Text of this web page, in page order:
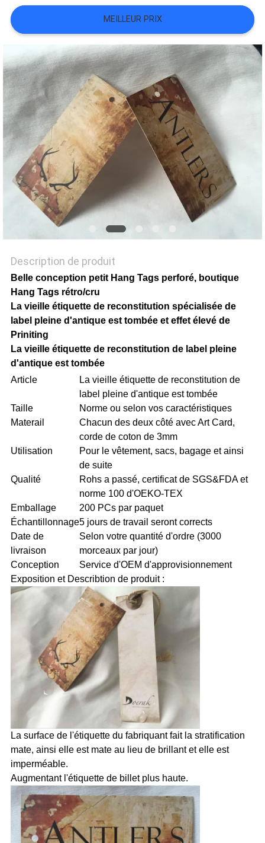
NOUVELLES
TOUS
LES
CAS
VR
SHOW
SITE
POLITIQUE
DE
CONFIDENTIALITÉ
MEILLEUR PRIX
Description de produit
Belle conception petit Hang Tags perforé, boutique
Hang Tags rétro/cru
La vieille étiquette de reconstitution spécialisée de
label pleine d'antique est tombée et effet élevé de
Priniting
La vieille étiquette de reconstitution de label pleine
d'antique est tombée
Article
La vieille étiquette de reconstitution de
label pleine d'antique est tombée
Taille
Norme ou selon vos caractéristiques
Materail
Chacun des deux côté avec Art Card,
corde de coton de 3mm
Utilisation
Pour le vêtement, sacs, bagage et ainsi
de suite
Qualité
Rohs a passé, certificat de SGS&FDA et
norme 100 d'OEKO-TEX
Emballage
200 PCs par paquet
Échantillonnage5 jours de travail seront corrects
Date de
livraison
Selon votre quantité d'ordre (3000
morceaux par jour)
Conception
Service d'OEM d'approvisionnement
Exposition et Describtion de produit :
La surface de l'étiquette du fabriquant fait la stratification
mate, ainsi elle est mate au lieu de brillant et elle est
imperméable.
Augmentant l'étiquette de billet plus haute.